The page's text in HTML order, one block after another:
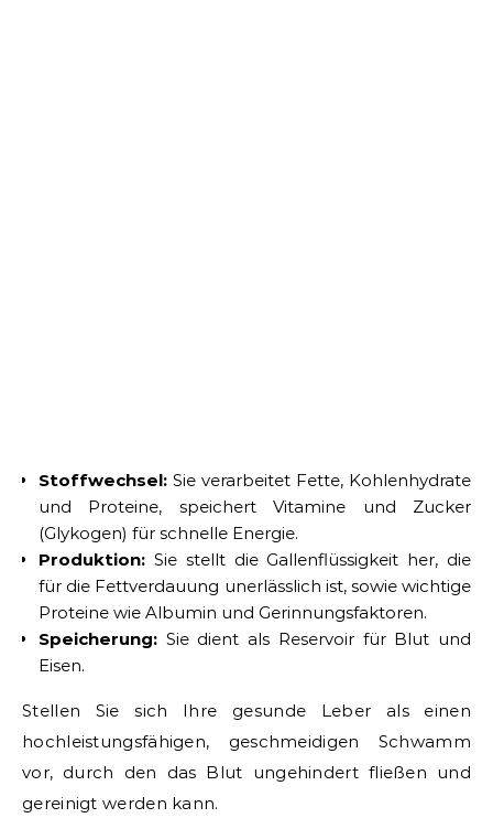
Stoffwechsel: Sie verarbeitet Fette, Kohlenhydrate
und Proteine, speichert Vitamine und Zucker
(Glykogen) für schnelle Energie.
Produktion: Sie stellt die Gallenflüssigkeit her, die
für die Fettverdauung unerlässlich ist, sowie wichtige
Proteine wie Albumin und Gerinnungsfaktoren.
Speicherung: Sie dient als Reservoir für Blut und
Eisen.
Stellen Sie sich Ihre gesunde Leber als einen
hochleistungsfähigen, geschmeidigen Schwamm
vor, durch den das Blut ungehindert fließen und
gereinigt werden kann.